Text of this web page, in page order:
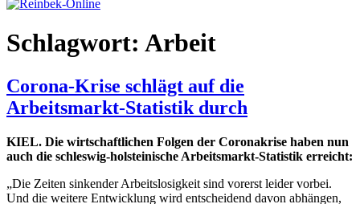
Schlagwort: Arbeit
Corona-Krise schlägt auf die
Arbeitsmarkt-Statistik durch
KIEL. Die wirtschaftlichen Folgen der Coronakrise haben nun
auch die schleswig-holsteinische Arbeitsmarkt-Statistik erreicht:
„Die Zeiten sinkender Arbeitslosigkeit sind vorerst leider vorbei.
Und die weitere Entwicklung wird entscheidend davon abhängen,